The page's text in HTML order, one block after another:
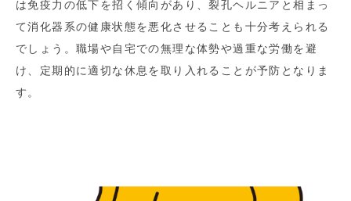
は免疫力の低下を招く傾向があり、裂孔ヘルニアと相まっ
て消化器系の健康状態を悪化させることも十分考えられる
でしょう。職場や自宅での無理な体勢や過重な労働を避
け、定期的に適切な休息を取り入れることが予防となりま
す。